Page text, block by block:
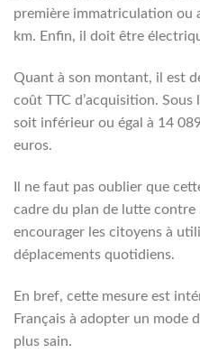
première immatriculation ou
km. Enfin, il doit être
Quant à son montant, il est
coût TTC d’acquisition. Sous
soit inférieur ou égal à 14
euros.
Il ne faut pas oublier que
cadre du plan de lutte
encourager les citoyens à
déplacements quotidiens.
En bref, cette mesure est
Français à adopter un mode
plus sain.